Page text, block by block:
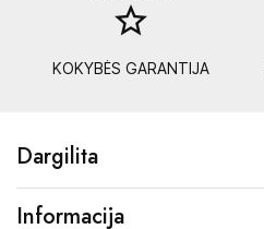
star_border
KOKYBĖS GARANTIJA
Dargilita
Informacija